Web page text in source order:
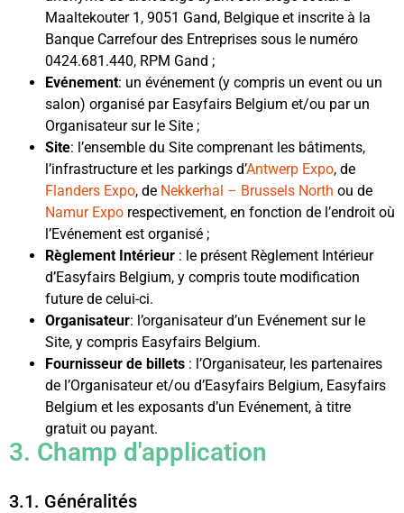
Maaltekouter 1, 9051 Gand, Belgique et inscrite à la
Banque Carrefour des Entreprises sous le numéro
0424.681.440, RPM Gand ;
Evénement: un événement (y compris un event ou un
salon) organisé par Easyfairs Belgium et/ou par un
Organisateur sur le Site ;
Site: l’ensemble du Site comprenant les bâtiments,
l’infrastructure et les parkings d’Antwerp Expo, de
Flanders Expo, de Nekkerhal – Brussels North ou de
Namur Expo respectivement, en fonction de l’endroit où
l’Evénement est organisé ;
Règlement Intérieur : le présent Règlement Intérieur
d’Easyfairs Belgium, y compris toute modification
future de celui-ci.
Organisateur: l’organisateur d’un Evénement sur le
Site, y compris Easyfairs Belgium.
Fournisseur de billets : l’Organisateur, les partenaires
de l’Organisateur et/ou d’Easyfairs Belgium, Easyfairs
Belgium et les exposants d’un Evénement, à titre
gratuit ou payant.
3. Champ d'application
3.1. Généralités